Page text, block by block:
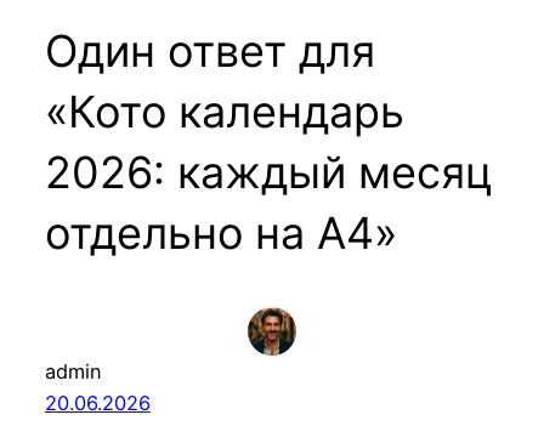
Один ответ для
«Кото календарь
2026: каждый месяц
отдельно на А4»
admin
20.06.2026